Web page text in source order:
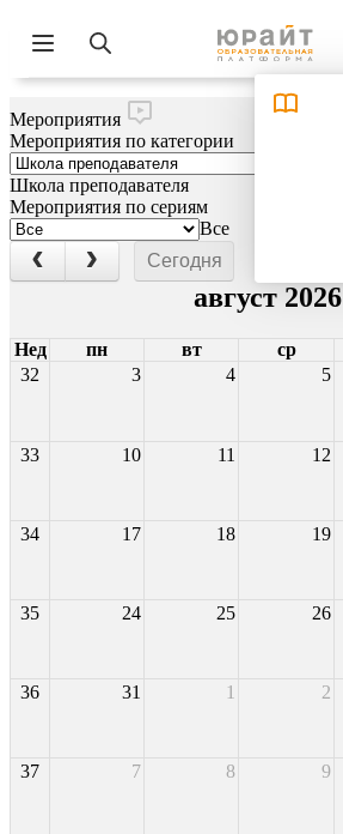
Мероприятия
Мероприятия по категории
Школа преподавателя
Мероприятия по сериям
Все
Сегодня
август 2026
Нед пн вт ср
32
3 4 5
33 10 11 12
34 17 18 19
35 24 25 26
36 31 1 2
37 7 8 9